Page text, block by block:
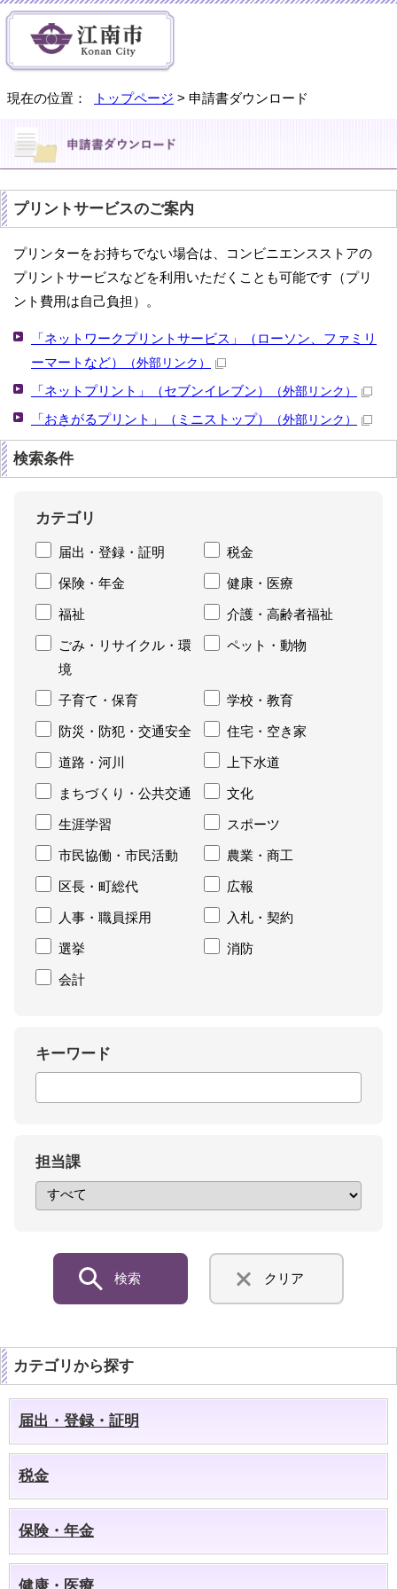
現在の位置： トップページ > 申請書ダウンロード
プリントサービスのご案内
プリンターをお持ちでない場合は、コンビニエンスストアの
プリントサービスなどを利用いただくことも可能です（プリ
ント費用は自己負担）。
「ネットワークプリントサービス」（ローソン、ファミリ
ーマートなど）
（外部リンク）
「ネットプリント」（セブンイレブン） （外部リンク）
「おきがるプリント」（ミニストップ） （外部リンク）
検索条件
カテゴリ
届出・登録・証明 税金
保険・年金 健康・医療
福祉 介護・高齢者福祉
ごみ・リサイクル・環
境
ペット・動物
子育て・保育 学校・教育
防災・防犯・交通安全 住宅・空き家
道路・河川 上下水道
まちづくり・公共交通 文化
生涯学習 スポーツ
市民協働・市民活動 農業・商工
区長・町総代 広報
人事・職員採用 入札・契約
選挙 消防
会計
キーワード
担当課
検索 クリア
カテゴリから探す
届出・登録・証明
税金
保険・年金